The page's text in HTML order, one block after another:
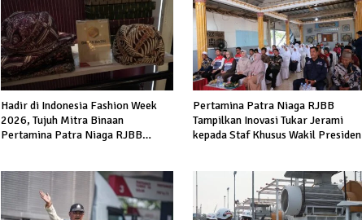
Hadir di Indonesia Fashion Week
2026, Tujuh Mitra Binaan
Pertamina Patra Niaga RJBB
Pertamina Patra Niaga RJBB
Tampilkan Inovasi Tukar Jerami
kepada Staf Khusus Wakil Presiden